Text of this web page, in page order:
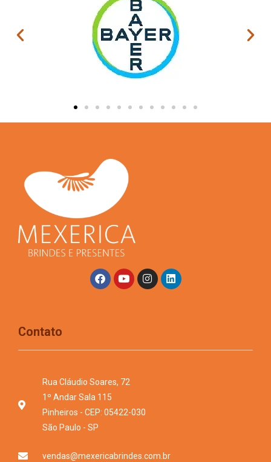
Contato
Rua Cláudio Soares, 72
1º Andar Sala 115
Pinheiros - CEP: 05422-030
São Paulo - SP
vendas@mexericabrindes.com.br